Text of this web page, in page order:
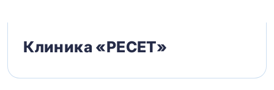
Клиника «РЕСЕТ»